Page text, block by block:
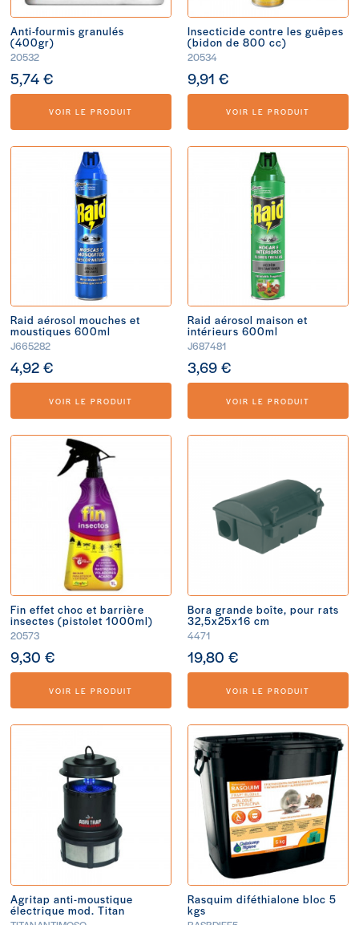
Anti-fourmis granulés
(400gr)
20532
5,74 €
VOIR LE PRODUIT
Insecticide contre les guêpes
(bidon de 800 cc)
20534
9,91 €
VOIR LE PRODUIT
Raid aérosol mouches et
moustiques 600ml
J665282
4,92 €
VOIR LE PRODUIT
Raid aérosol maison et
intérieurs 600ml
J687481
3,69 €
VOIR LE PRODUIT
Fin effet choc et barrière
insectes (pistolet 1000ml)
20573
9,30 €
VOIR LE PRODUIT
Bora grande boîte, pour rats
32,5x25x16 cm
4471
19,80 €
VOIR LE PRODUIT
Agritap anti-moustique
électrique mod. Titan
Rasquim diféthialone bloc 5
kgs